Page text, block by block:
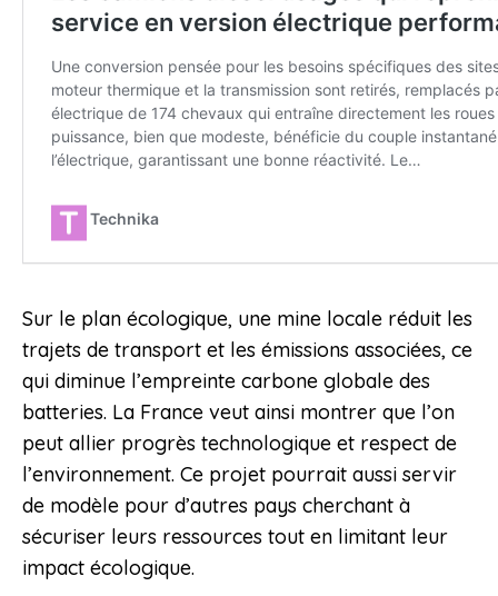
Sur le plan écologique, une mine locale réduit les
trajets de transport et les émissions associées, ce
qui diminue l’empreinte carbone globale des
batteries. La France veut ainsi montrer que l’on
peut allier progrès technologique et respect de
l’environnement. Ce projet pourrait aussi servir
de modèle pour d’autres pays cherchant à
sécuriser leurs ressources tout en limitant leur
impact écologique.